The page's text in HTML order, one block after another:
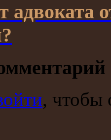
адвоката
, чтобы